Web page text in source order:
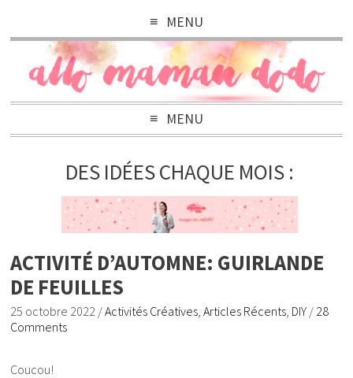
MENU
MENU
DES IDÉES CHAQUE MOIS :
ACTIVITÉ D’AUTOMNE: GUIRLANDE
DE FEUILLES
25 octobre 2022 /Activités Créatives ,Articles Récents DIY / 28
Comments
Coucou!